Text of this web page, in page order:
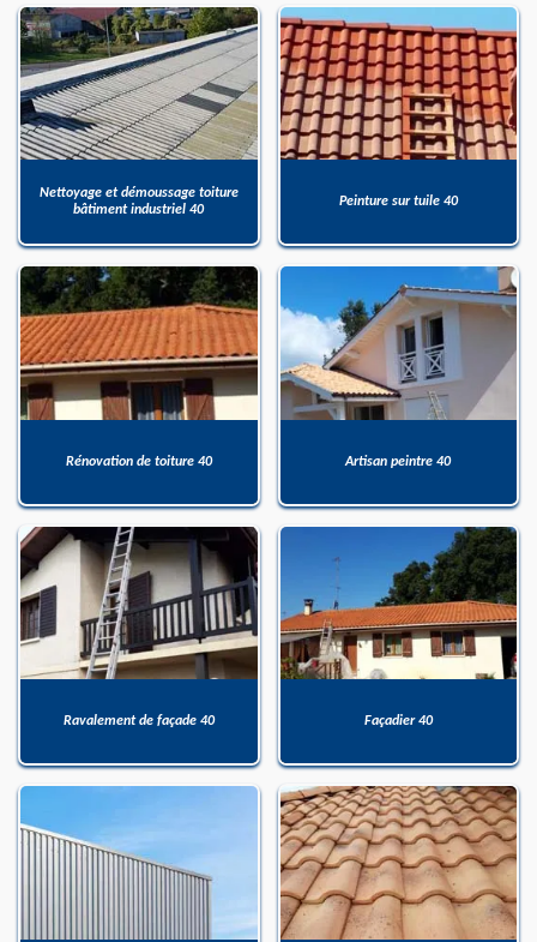
Nettoyage et démoussage toiture
bâtiment industriel 40
Peinture sur tuile 40
Rénovation de toiture 40 Artisan peintre 40
Ravalement de façade 40 Façadier 40